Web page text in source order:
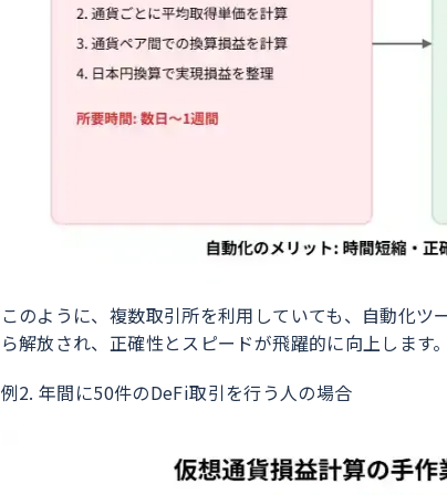
このように、複数取引所を利用していても、自動化
ら解放され、正確性とスピードが飛躍的に向上します。
例2. 年間に50件のDeFi取引を行う人の場合